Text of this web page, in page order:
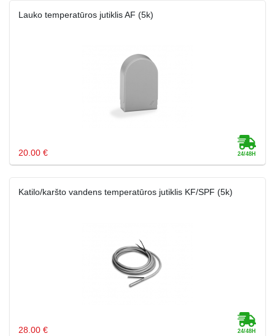
Lauko temperatūros jutiklis AF (5k)
20.00 €
Katilo/karšto vandens temperatūros jutiklis KF/SPF (5k)
28.00 €